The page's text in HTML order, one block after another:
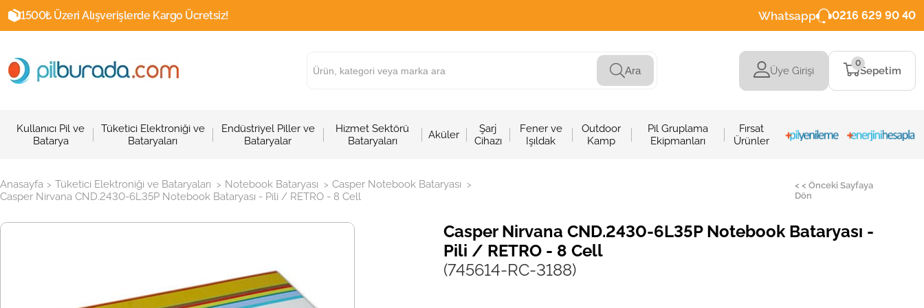
1500₺ Üzeri Alışverişlerde Kargo Ücretsiz! Whatsapp 0216 629 90 40
Ara Üye Girişi Sepetim
0
Kullanıcı Pil ve
Batarya
Tüketici Elektroniği ve
Bataryaları
Endüstriyel Piller ve
Bataryalar
Hizmet Sektörü
Bataryaları
Aküler
Şarj
Cihazı
Fener ve
Işıldak
Outdoor
Kamp
Pil Gruplama
Ekipmanları
Fırsat
Ürünler
Anasayfa > Tüketici Elektroniği ve Bataryaları > Notebook Bataryası > Casper Notebook Bataryası >
Casper Nirvana CND.2430-6L35P Notebook Bataryası - Pili / RETRO - 8 Cell
< < Önceki Sayfaya
Dön
Casper Nirvana CND.2430-6L35P Notebook Bataryası -
Pili / RETRO - 8 Cell
(745614-RC-3188)